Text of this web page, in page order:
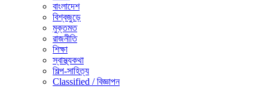
বাংলাদেশ
বিশ্বজুড়ে
মুক্তমত
রাজনীতি
শিক্ষা
স্বাস্থ্যকথা
শিল্প-সাহিত্য
Classified / বিজ্ঞাপন